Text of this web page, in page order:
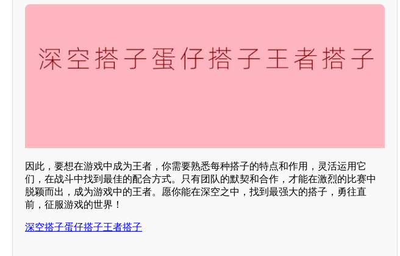
因此，要想在游戏中成为王者，你需要熟悉每种搭子的特点和作用，灵活运用它
们，在战斗中找到最佳的配合方式。只有团队的默契和合作，才能在激烈的比赛中
脱颖而出，成为游戏中的王者。愿你能在深空之中，找到最强大的搭子，勇往直
前，征服游戏的世界！
深空搭子蛋仔搭子王者搭子